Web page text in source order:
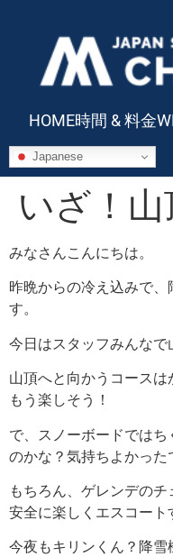
HOME時間 & 料金
Japanese
いざ！山
みなさんこんにちは。
昨晩からの冷え込みで
す。
今日はスタッフみんなで
山頂へと向かうコース
もう楽しそう！
で、スノーボードでは
のかな？気持ちよかった
もちろん、ゲレンデの
安全に楽しくエスコート
今夜もキリンくん？降雪